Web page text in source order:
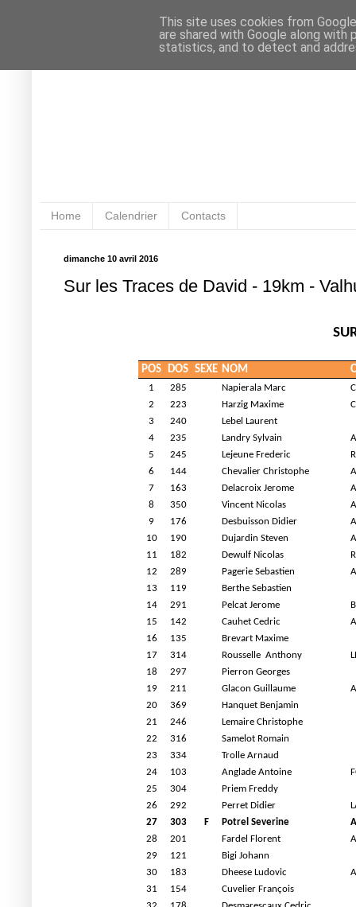
Home Calendrier Contacts
dimanche 10 avril 2016
Sur les Traces de David - 19km -
POS DOS SEXE NOM
1 285 Napierala Marc
2
223 Harzig Maxime
3
240
Lebel Laurent
4
235 Landry Sylvain
5
245 Lejeune Frederic
6
144 Chevalier Christophe
7
163 Delacroix Jerome
8
350 Vincent Nicolas
9
176 Desbuisson Didier
10
190 Dujardin Steven
11
182 Dewulf Nicolas
12
289 Pagerie Sebastien
13
119
Berthe Sebastien
14
291 Pelcat Jerome
15
142 Cauhet Cedric
16
135
Brevart Maxime
17
314 Rousselle Anthony
18
297
Pierron Georges
19
211 Glacon Guillaume
20
369
Hanquet Benjamin
21
246
Lemaire Christophe
22
316
Samelot Romain
23
334
Trolle Arnaud
24
103 Anglade Antoine
25
304
Priem Freddy
26
292 Perret Didier
27
303 F Potrel Severine
28
201 Fardel Florent
29
121
Bigi Johann
30
183 Dheese Ludovic
31
154
Cuvelier François
This site uses cookies from
are shared with Google along
statistics, and to detect and